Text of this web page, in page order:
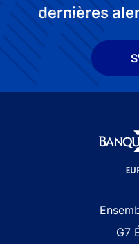
dernières
G7